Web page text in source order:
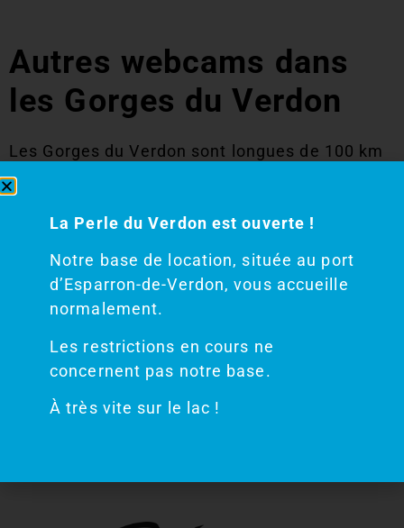
Autres webcams dans
les Gorges du Verdon
Les Gorges du Verdon sont longues de 100 km
et comptent 9 lacs. Si vous souhaitez des
informations sur les lacs du Verdon, tous ne
sont pas encore munis de webcam en 2024.
les niveaux d’eau et la
webcam du lac de Sainte Croix
en suivant ce
lien. Notez que les niveaux d’eau et même la
l’autre. Le lac d’Esparron et les basses Gorges
sont une valeur sûre et ces lacs ont toujours
été pleins dans les 10 dernières années. En
effet, situés en aval des canyons, ils sont
La Perle du Verdon est ouverte !
Notre base de location, située au port
d’Esparron-de-Verdon, vous accueille
normalement.
Les restrictions en cours ne
concernent pas notre base.
À très vite sur le lac !